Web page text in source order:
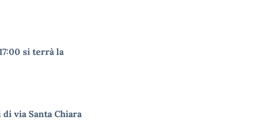
si terrà la
via Santa Chiara